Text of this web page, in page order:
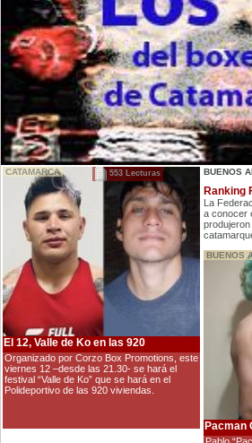
CATAMARCA 553 Lecturas
El 12, Valle de Ko en las 920
Organizado por Corzo Box Promotions, este
viernes 12 –desde las 21.30- se hará el
festival “Valle de Ko” que se hará en el
Polideportivo de las 920 viviendas.
BUENOS
Ranking
La
a conocer
BUENOS
Pacman